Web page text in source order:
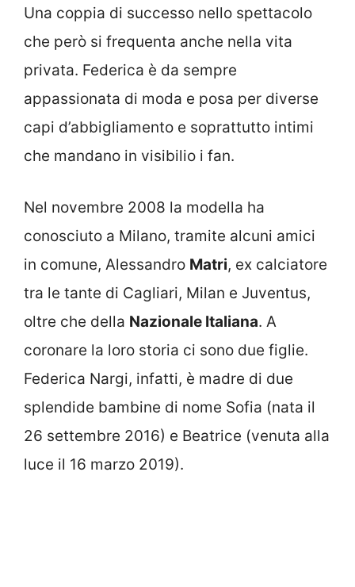
Una coppia di successo nello spettacolo
che però si frequenta anche nella vita
privata. Federica è da sempre
appassionata di moda e posa per diverse
capi d’abbigliamento e soprattutto intimi
che mandano in visibilio i fan.
Nel novembre 2008 la modella ha
conosciuto a Milano, tramite alcuni amici
in comune, Alessandro Matri, ex calciatore
tra le tante di Cagliari, Milan e Juventus,
oltre che della Nazionale Italiana. A
coronare la loro storia ci sono due figlie.
Federica Nargi, infatti, è madre di due
splendide bambine di nome Sofia (nata il
26 settembre 2016) e Beatrice (venuta alla
luce il 16 marzo 2019).